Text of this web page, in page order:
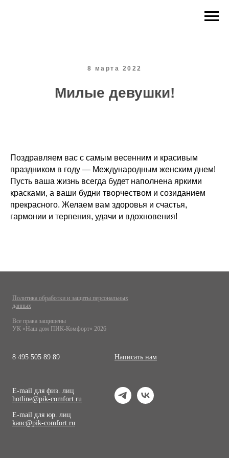
8 марта 2022
Милые девушки!
Поздравляем вас с самым весенним и красивым
праздником в году — Международным женским днем!
Пусть ваша жизнь всегда будет наполнена яркими
красками, а ваши будни творчеством и созиданием
прекрасного. Желаем вам здоровья и счастья,
гармонии и терпения, удачи и вдохновения!
Политика обработки и защиты персональных
данных
Все права защищены
УК «Наш дом ПИК-Комфорт» 2026
8 495 505 89 89 Написать нам
E-mail для физ. лиц
hotline@pik-comfort.ru
E-mail для юр. лиц
kanc@pik-comfort.ru